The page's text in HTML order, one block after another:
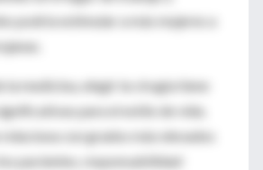
podría estimular a más mujeres a
la medicina, elegir la cirugía tiene
para el estilo de vida.
relaciona con grados más elevados
pacientes, responsabilidad